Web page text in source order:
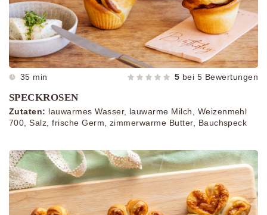
35 min 5 bei 5 Bewertungen
SPECKROSEN
Zutaten: lauwarmes Wasser, lauwarme Milch, Weizenmehl
700, Salz, frische Germ, zimmerwarme Butter, Bauchspeck